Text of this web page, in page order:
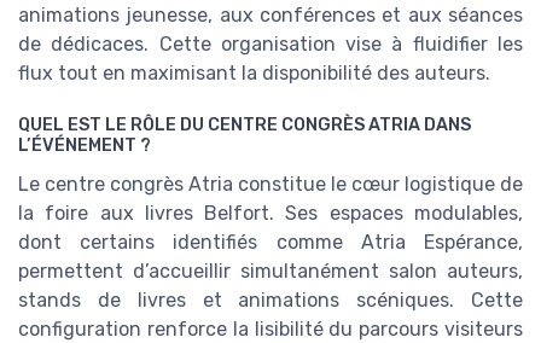
animations jeunesse, aux conférences et aux séances
de dédicaces. Cette organisation vise à fluidifier les
flux tout en maximisant la disponibilité des auteurs.
QUEL EST LE RÔLE DU CENTRE CONGRÈS ATRIA DANS
L’ÉVÉNEMENT ?
Le centre congrès Atria constitue le cœur logistique de
la foire aux livres Belfort. Ses espaces modulables,
dont certains identifiés comme Atria Espérance,
permettent d’accueillir simultanément salon auteurs,
stands de livres et animations scéniques. Cette
configuration renforce la lisibilité du parcours visiteurs